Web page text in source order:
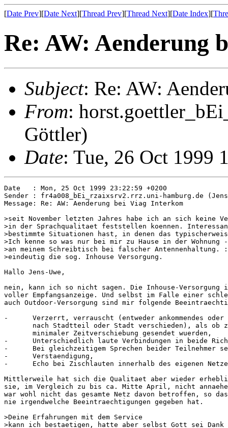
[Date Prev][Date Next][Thread Prev][Thread Next][Date Index][
Re: AW: Aenderung
Subject: Re: AW:
From:
Göttler)
Date: Tue, 26 Oct 1999
Date   : Mon, 25 Oct 1999 23:22:59 +0200
Sender : fr4a008_bEi_rzaixsrv2.rrz.uni-hamburg.de
Message: Re: AW: Aenderung bei Viag Interkom
>seit November letzten Jahres habe ich an sich keine
>in der Sprachqualitaet feststellen koennen.
>bestimmte Situationen hast, in denen das
>Ich kenne so was nur bei mir zu Hause in der Wohnung
>an meinem Schreibtisch bei falscher
>eindeutig die sog. Inhouse Versorgung.
Hallo Jens-Uwe,
nein, kann ich so nicht sagen. Die Inhouse-
voller Empfangsanzeige. Und selbst im Falle einer
auch Outdoor-Versorgung sind mir folgende
-      Verzerrt, verrauscht (entweder ankommendes oder
nach Stadtteil oder Stadt verschieden), als ob
       minimaler Zeitverschiebung gesendet wuerden,
-      Unterschiedlich laute Verbindungen in beide
-      Bei gleichzeitigem Sprechen beider Teilnehmer
-      Verstaendigung,
-      Echo bei Zischlauten innerhalb des eigenen
Mittlerweile hat sich die Qualitaet aber wieder
sie, im Vergleich zu bis ca. Mitte April, nicht
war wohl nicht das gesamte Netz davon betroffen, so
nie irgendwelche Beeintraechtigungen gegeben hat.
>Deine Erfahrungen mit dem Service
>kann ich bestaetigen, hatte aber selbst Gott sei Dank